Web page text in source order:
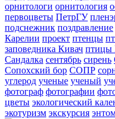
орнитологи орнитология
первоцветы ПетрГУ
подснежник поздравление
Карелии проект птенцы
заповедника Кивач птицы
Сандалка сентябрь сирень
Сопохский бор СОПР
углерод ученые ученый
фотограф фотографии
цветы экологический
экотуризм экскурсия